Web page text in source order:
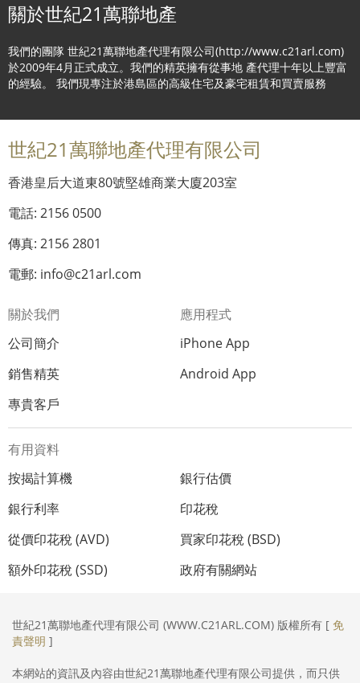
關於世紀21萬聯地產
我們的團隊 世紀21萬聯地產代理有限公司(http://www.c21arl.com)
於2009年4月正式成立。我們的精英擁有從事地 產代理十年以上豐富
的經驗。 我們現專注於港島區的高級住宅及豪宅租賃和買賣服務
世紀21萬聯地產代理有限公司
香港皇后大道東80號堅雄商業大廈203室
電話: 2156 0500
傳真: 2156 2801
電郵: info@c21arl.com
關於我們
公司簡介
銷售精英
專貴客戶
應用程式
iPhone App
Android App
有用資料
按揭計算機
銀行估價
銀行利率
印花稅
從價印花稅 (AVD)
買家印花稅 (BSD)
額外印花稅 (SSD)
政府有關網站
世紀21萬聯地產代理有限公司 (WWW.C21ARL.COM) 版權所有 [ 免
責聲明 ]
本網站的資訊及內容由世紀21萬聯地產代理有限公司提供，而只供